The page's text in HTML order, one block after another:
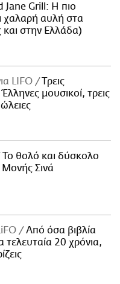
Jane Grill: Η πιο
χαλαρή αυλή στα
και στην Ελλάδα)
LIFO
Tρεις
μουσικοί, τρεις
Το θολό και δύσκολο
Σινά
Από όσα βιβλία
τελευταία 20 χρόνια,